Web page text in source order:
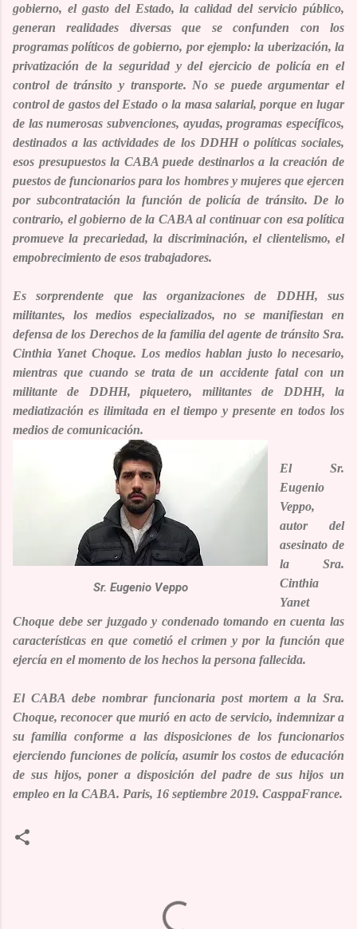
gobierno, el gasto del Estado, la calidad del servicio público,
generan realidades diversas que se confunden con los
programas políticos de gobierno, por ejemplo: la uberización, la
privatización de la seguridad y del ejercicio de policía en el
control de tránsito y transporte. No se puede argumentar el
control de gastos del Estado o la masa salarial, porque en lugar
de las numerosas subvenciones, ayudas, programas específicos,
destinados a las actividades de los DDHH o políticas sociales,
esos presupuestos la CABA puede destinarlos a la creación de
puestos de funcionarios para los hombres y mujeres que ejercen
por subcontratación la función de policía de tránsito. De lo
contrario, el gobierno de la CABA al continuar con esa política
promueve la precariedad, la discriminación, el clientelismo, el
empobrecimiento de esos trabajadores.
Es sorprendente que las organizaciones de DDHH, sus
militantes, los medios especializados, no se manifiestan en
defensa de los Derechos de la familia del agente de tránsito Sra.
Cinthia Yanet Choque. Los medios hablan justo lo necesario,
mientras que cuando se trata de un accidente fatal con un
militante de DDHH, piquetero, militantes de DDHH, la
mediatización es ilimitada en el tiempo y presente en todos los
medios de comunicación.
Sr. Eugenio Veppo
El Sr.
Eugenio
Veppo,
autor del
asesinato de
la Sra.
Cinthia
Yanet
Choque debe ser juzgado y condenado tomando en cuenta las
características en que cometió el crimen y por la función que
ejercía en el momento de los hechos la persona fallecida.
El CABA debe nombrar funcionaria post mortem a la Sra.
Choque, reconocer que murió en acto de servicio, indemnizar a
su familia conforme a las disposiciones de los funcionarios
ejerciendo funciones de policía, asumir los costos de educación
de sus hijos, poner a disposición del padre de sus hijos un
empleo en la CABA. Paris, 16 septiembre 2019. CasppaFrance.